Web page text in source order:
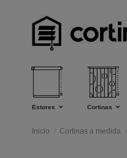
Estores Cortinas
Inicio Cortinas a medida